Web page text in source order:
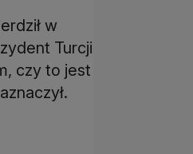
w
Turcji
czy to jest